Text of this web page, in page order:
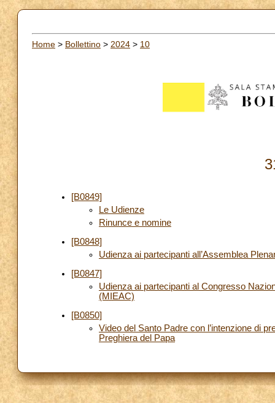
Home > Bollettino > 2024 > 10
[B0849]
Le Udienze
Rinunce e nomine
[B0848]
Udienza ai partecipanti all’Assemblea
[B0847]
Udienza ai partecipanti al Congresso
(MIEAC)
[B0850]
Video del Santo Padre con l’intenzione di
Preghiera del Papa